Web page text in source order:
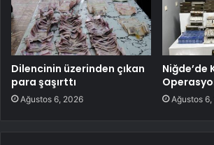
Dilencinin üzerinden çıkan
para şaşırttı
Ağustos 6, 2026
Niğde’de
Ağustos